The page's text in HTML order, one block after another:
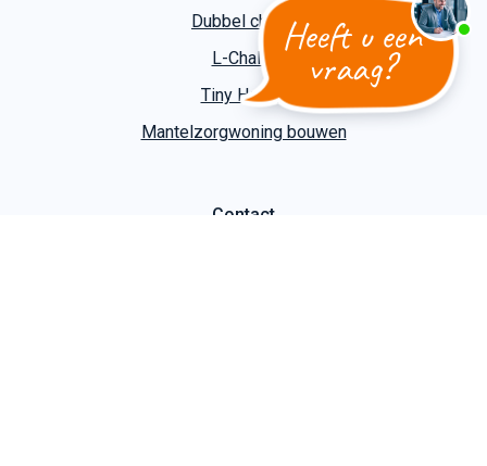
Heeft u een
vraag?
Dubbel chalet
L-Chalet
Tiny House
Mantelzorgwoning bouwen
Contact